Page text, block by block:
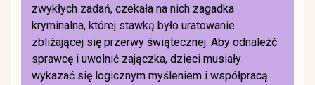
zwykłych zadań, czekała na nich zagadka
kryminalna, której stawką było uratowanie
zbliżającej się przerwy świątecznej. Aby odnaleźć
sprawcę i uwolnić zajączka, dzieci musiały
wykazać się logicznym myśleniem i współpracą